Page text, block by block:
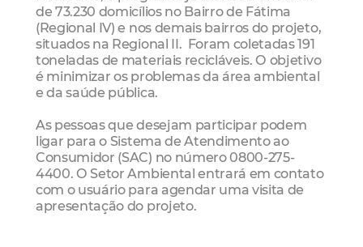
de 73.230 domicílios no Bairro de Fátima
(Regional IV) e nos demais bairros do projeto,
situados na Regional II. Foram coletadas 191
toneladas de materiais recicláveis. O objetivo
é minimizar os problemas da área ambiental
e da saúde pública.
As pessoas que desejam participar podem
ligar para o Sistema de Atendimento ao
Consumidor (SAC) no número 0800-275-
4400. O Setor Ambiental entrará em contato
com o usuário para agendar uma visita de
apresentação do projeto.